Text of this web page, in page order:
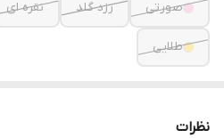
صورتی
رزد گلد نقره ای
طلایی
نظرات